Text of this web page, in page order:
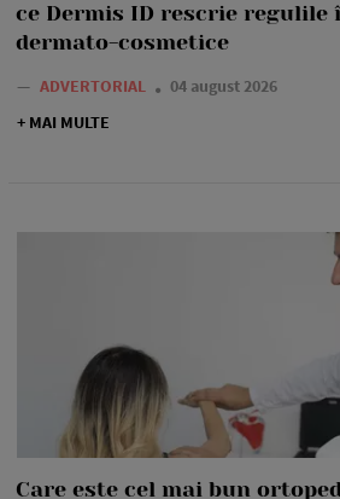
ce Dermis ID rescrie
dermato-cosmetice
— ADVERTORIAL
04 august 2026
+ MAI MULTE
Care este cel mai bun ortoped